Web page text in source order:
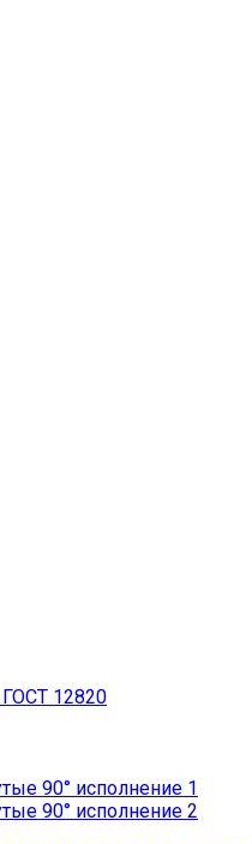
12820
90° исполнение 1
90° исполнение 2